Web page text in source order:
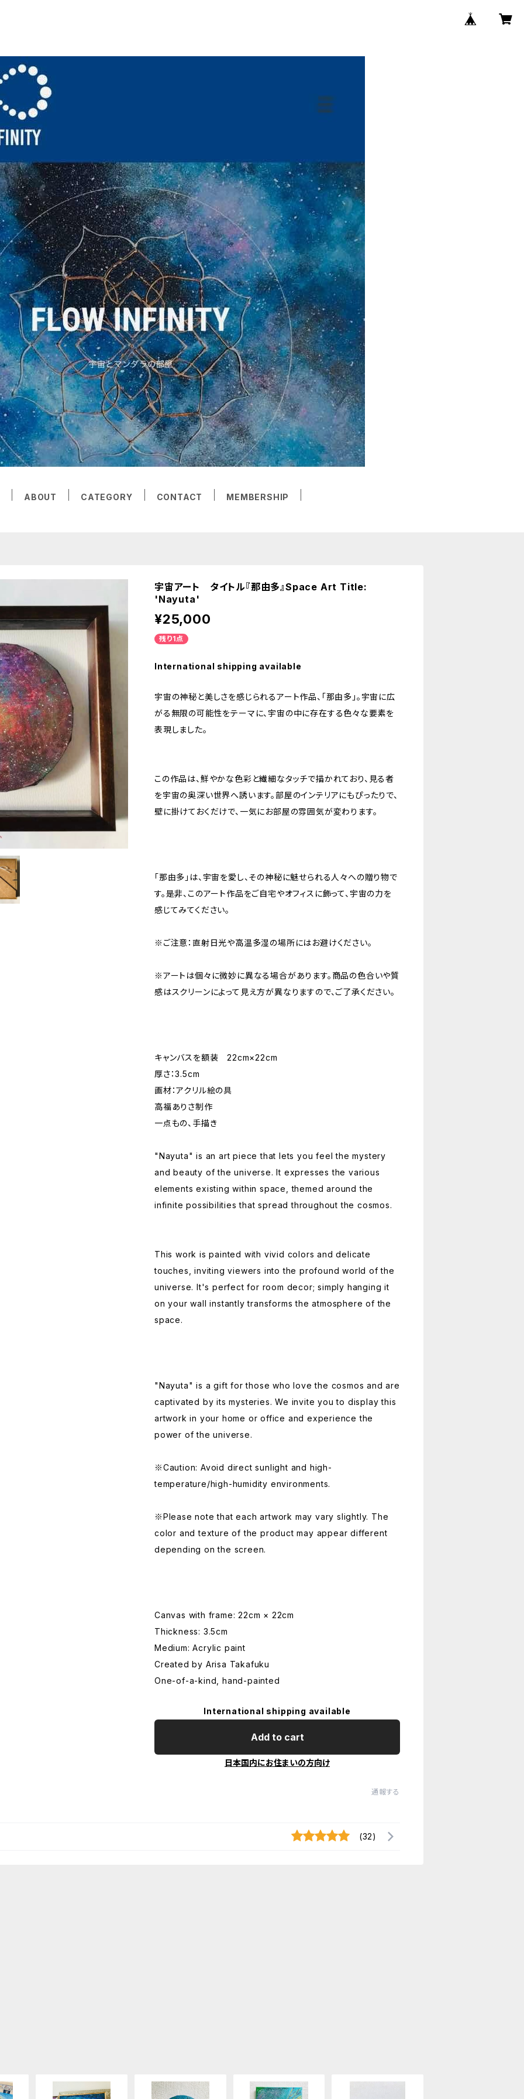
ABOUT CATEGORY CONTACT MEMBERSHIP
宇宙アート タイトル『那由多』Space Art Title:
'Nayuta'
¥25,000
残り1点
International shipping available
宇宙の神秘と美しさを感じられるアート作品、「那由多」。宇宙に広
がる無限の可能性をテーマに、宇宙の中に存在する色々な要素を
表現しました。
この作品は、鮮やかな色彩と繊細なタッチで描かれており、見る者
を宇宙の奥深い世界へ誘います。部屋のインテリアにもぴったりで、
壁に掛けておくだけで、一気にお部屋の雰囲気が変わります。
「那由多」は、宇宙を愛し、その神秘に魅せられる人々への贈り物で
す。是非、このアート作品をご自宅やオフィスに飾って、宇宙の力を
感じてみてください。
※ご注意：直射日光や高温多湿の場所にはお避けください。
※アートは個々に微妙に異なる場合があります。商品の色合いや質
感はスクリーンによって見え方が異なりますので、ご了承ください。
キャンバスを額装 22cm×22cm
厚さ：3.5cm
画材：アクリル絵の具
高福ありさ制作
一点もの、手描き
"Nayuta" is an art piece that lets you feel the mystery
and beauty of the universe. It expresses the various
elements existing within space, themed around the
infinite possibilities that spread throughout the cosmos.
This work is painted with vivid colors and delicate
touches, inviting viewers into the profound world of the
universe. It's perfect for room decor; simply hanging it
on your wall instantly transforms the atmosphere of the
space.
"Nayuta" is a gift for those who love the cosmos and are
captivated by its mysteries. We invite you to display this
artwork in your home or office and experience the
power of the universe.
※Caution: Avoid direct sunlight and high-
temperature/high-humidity environments.
※Please note that each artwork may vary slightly. The
color and texture of the product may appear different
depending on the screen.
Canvas with frame: 22cm × 22cm
Thickness: 3.5cm
Medium: Acrylic paint
Created by Arisa Takafuku
One-of-a-kind, hand-painted
International shipping available
Add to cart
日本国内にお住まいの方向け
通報する
(32)